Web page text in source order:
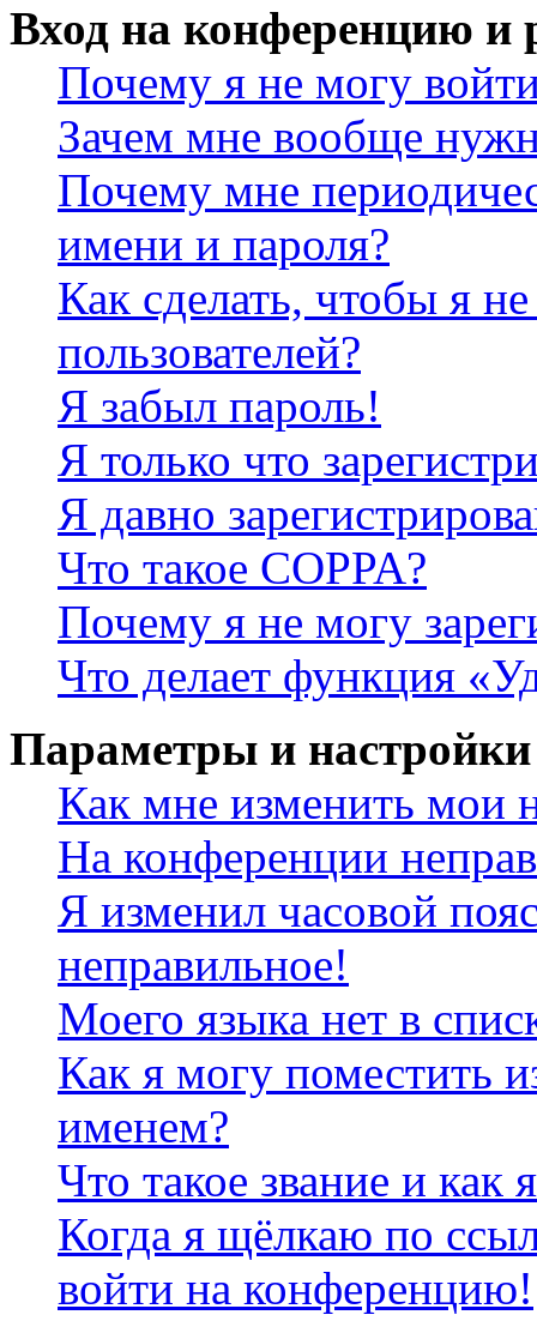
Вход на конференцию и
Почему я не могу
Зачем мне вообще
Почему мне
имени и пароля?
Как сделать, чтобы я
пользователей?
Я забыл пароль!
Я только что
Я давно
Что такое COPPA?
Почему я не могу
Что делает функция
Параметры и настройки
Как мне изменить мои
На конференции
Я изменил часовой
неправильное!
Моего языка нет в
Как я могу поместить
именем?
Что такое звание и как
Когда я щёлкаю по
войти на конференцию!